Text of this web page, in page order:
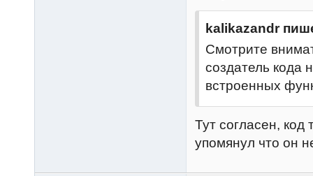
kalikazandr
Смотрите
создатель кода
встроенных
Тут согласен, код
упомянул что он